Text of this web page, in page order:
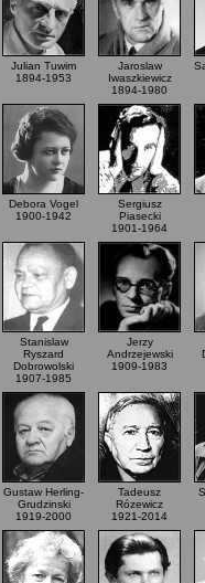
Julian Tuwim
1894-1953
Jaroslaw
Iwaszkiewicz
1894-1980
Debora Vogel
1900-1942
Sergiusz
Piasecki
1901-1964
Stanislaw
Ryszard
Dobrowolski
1907-1985
Jerzy
Andrzejewski
1909-1983
Gustaw Herling-
Grudzinski
1919-2000
Tadeusz
Rózewicz
1921-2014